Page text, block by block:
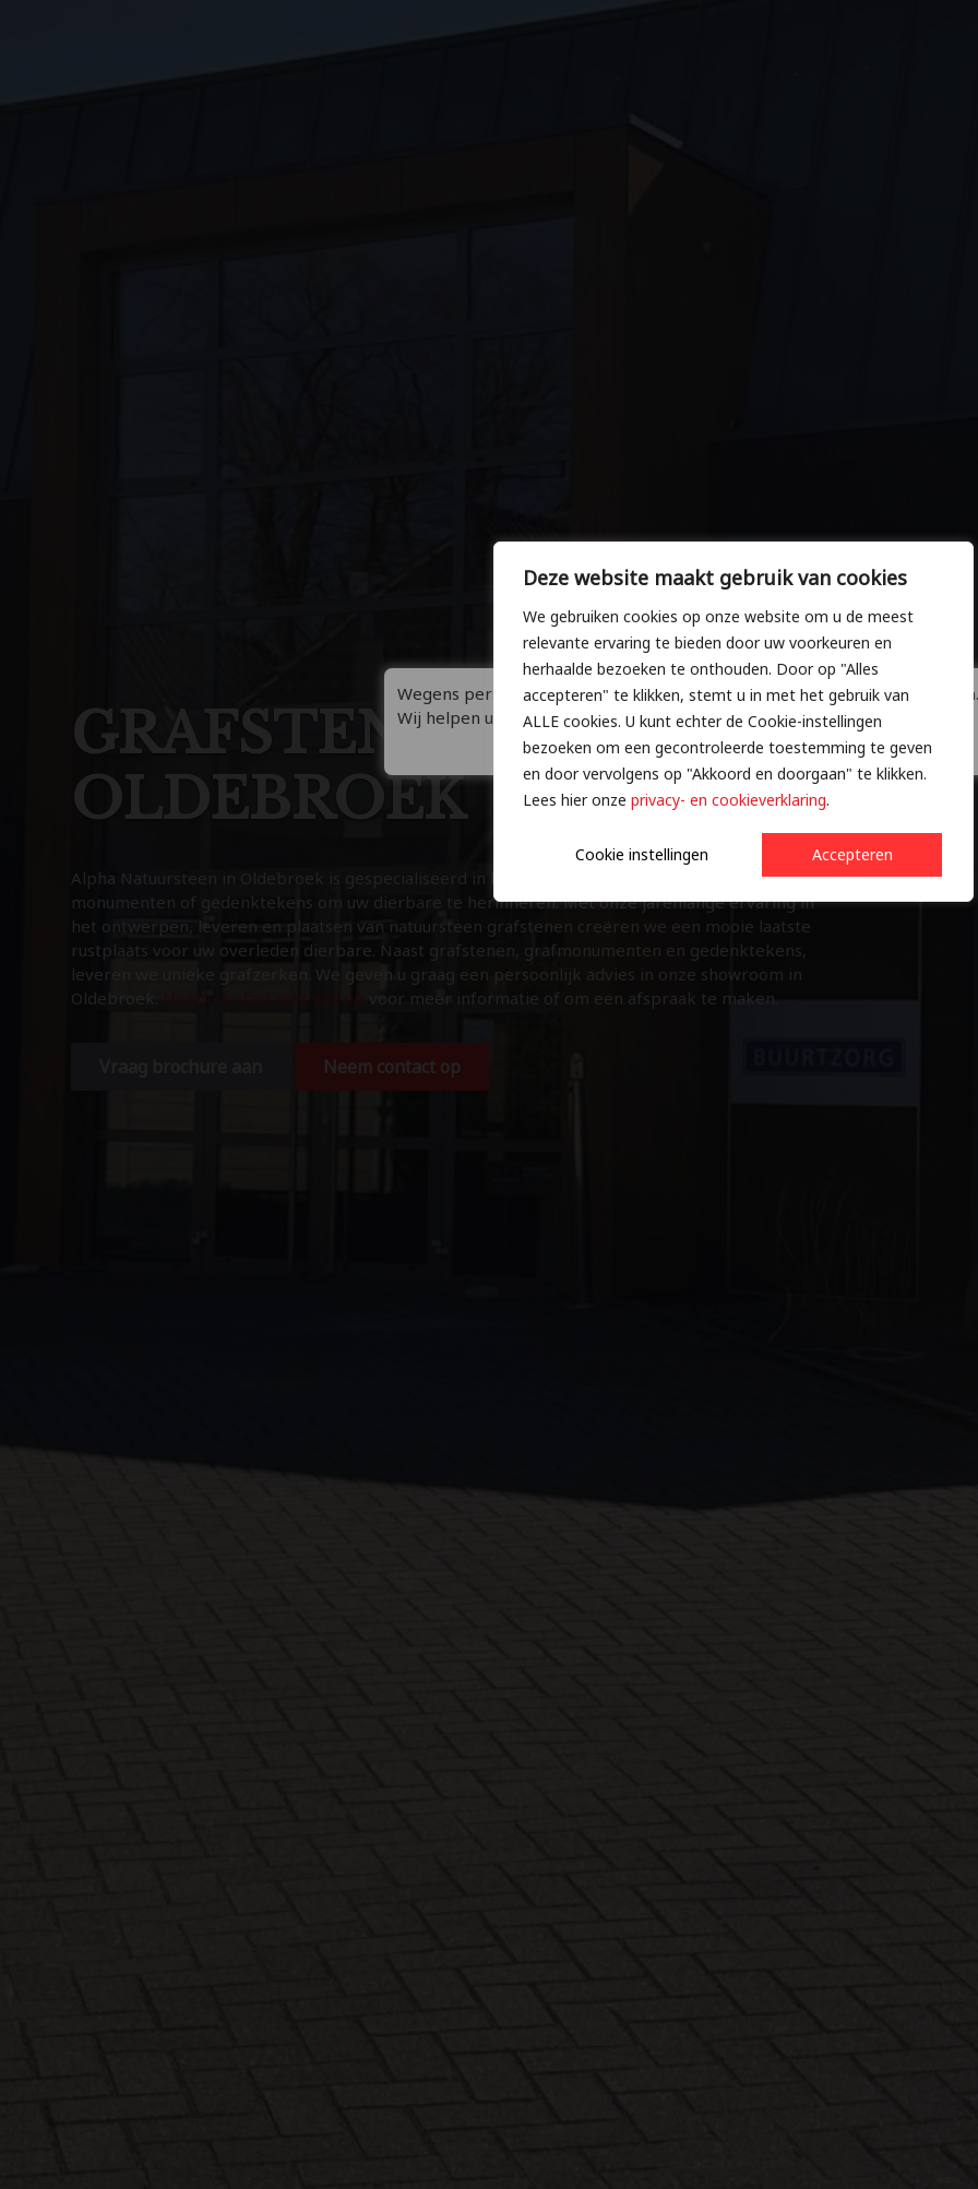
Deze website maakt gebruik van cookies
We gebruiken cookies op onze website om u de meest
relevante ervaring te bieden door uw voorkeuren en
herhaalde bezoeken te onthouden. Door op "Alles
accepteren" te klikken, stemt u in met het gebruik van
ALLE cookies. U kunt echter de Cookie-instellingen
bezoeken om een gecontroleerde toestemming te geven
en door vervolgens op "Akkoord en doorgaan" te klikken.
Lees hier onze privacy- en cookieverklaring.
Cookie instellingen Accepteren
GRAFSTENEN
OLDEBROEK
Alpha Natuursteen in Oldebroek is gespecialiseerd in het maken van de mooiste grafstenen, -
monumenten of gedenktekens om uw dierbare te herinneren. Met onze jarenlange ervaring in
het ontwerpen, leveren en plaatsen van natuursteen grafstenen creëren we een mooie laatste
rustplaats voor uw overleden dierbare. Naast grafstenen, grafmonumenten en gedenktekens,
leveren we unieke grafzerken. We geven u graag een persoonlijk advies in onze showroom in
Oldebroek.
voor meer informatie of om een afspraak te maken.
Neem contact op
Wegens persoonlijke omstandigheden zijn wij op 4 en 5 augustus gesloten.
Wij helpen u graag weer op 6 augustus.